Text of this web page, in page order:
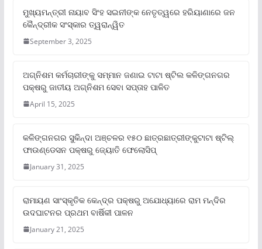
ମୁଖ୍ୟମନ୍ତ୍ରୀ ନାୟାବ ସିଂହ ସଇନୀଙ୍କ ନେତୃତ୍ୱରେ ହରିୟାଣାରେ ଜନ
କୈନ୍ଦ୍ରୀକ ସଂସ୍କାର ତ୍ୱରାନ୍ୱିତ
September 3, 2025
ଅଗ୍ନିଶମ କର୍ମଚାରୀଙ୍କୁ ସମ୍ମାନ ଜଣାଇ ଟାଟା ଷ୍ଟିଲ କଳିଙ୍ଗନଗର
ପକ୍ଷରୁ ଜାତୀୟ ଅଗ୍ନିଶମ ସେବା ସପ୍ତାହ ପାଳିତ
April 15, 2025
କଳିଙ୍ଗନଗର ସୁକିନ୍ଦା ଅଞ୍ଚଳର ୧୫୦ ଛାତ୍ରଛାତ୍ରୀଙ୍କୁଟାଟା ଷ୍ଟିଲ୍
ଫାଉଣ୍ଡେସନ ପକ୍ଷରୁ ଜ୍ୟୋତି ଫେଲୋସିପ୍‌
January 31, 2025
ରାମାୟଣ ସାଂସ୍କୃତିକ କେନ୍ଦ୍ର ପକ୍ଷରୁ ଅଯୋଧ୍ୟାରେ ରାମ ମନ୍ଦିର
ଉଦଘାଟନର ପ୍ରଥମ ବାର୍ଷିକୀ ପାଳନ
January 21, 2025